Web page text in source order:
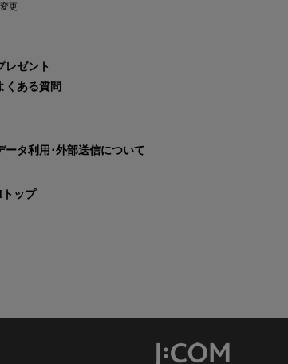
更
レゼント
くある質問
ータ利用･外部送信について
ップ